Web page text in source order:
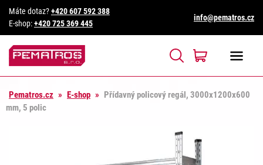
Máte dotaz?+420 607 592 388
E-shop:+420 725 369 445
info@pematros.cz
Pematros.cz » E-shop » Přídavný policový regál, 3000x1200x600
mm, 5 polic